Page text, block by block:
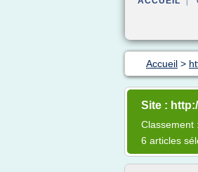
Accueil >
Site :
Classement
6 articles